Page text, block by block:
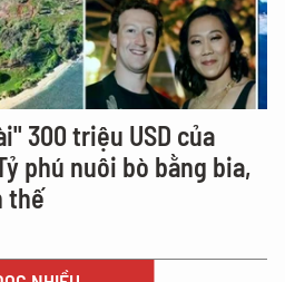
300 triệu USD của
phú nuôi bò bằng bia,
thế